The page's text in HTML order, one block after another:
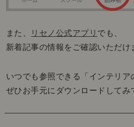
また、 リセノ公式アプリ でも、
新着記事の情報をご確認いただけ
いつでも参照できる「インテリア
ぜひお手元にダウンロードしてみ